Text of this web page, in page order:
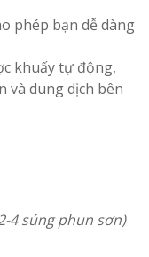
phép bạn dễ dàng
khuấy tự động,
và dung dịch bên
4 súng phun sơn)